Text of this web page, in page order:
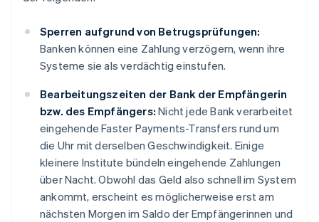
Sperren aufgrund von Betrugsprüfungen:
Banken können eine Zahlung verzögern, wenn ihre
Systeme sie als verdächtig einstufen.
Bearbeitungszeiten der Bank der Empfängerin
bzw. des Empfängers: Nicht jede Bank verarbeitet
eingehende Faster Payments-Transfers rund um
die Uhr mit derselben Geschwindigkeit. Einige
kleinere Institute bündeln eingehende Zahlungen
über Nacht. Obwohl das Geld also schnell im System
ankommt, erscheint es möglicherweise erst am
nächsten Morgen im Saldo der Empfängerinnen und